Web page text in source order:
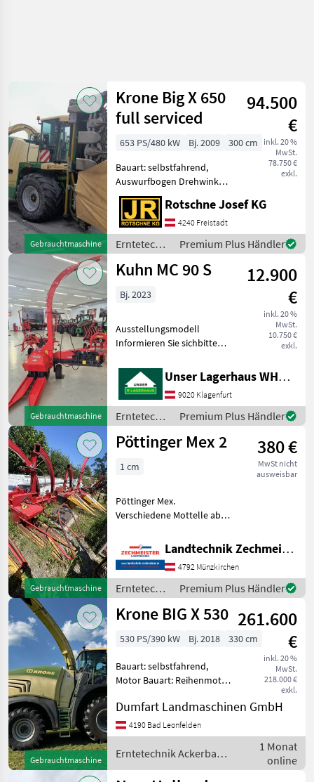
Gebrauchtmaschine
Krone Big X 650
full serviced
94.500
€
inkl. 20 %
MwSt.
78.750 €
exkl.
653 PS/480 kW Bj. 2009
300 cm
Bauart: selbstfahrend,
Auswurfbogen Drehwinkel
(Grad): 210,
Höchstgeschwindigkeit in
km/h: 40 km/h, Arbeitshöhe
(m): 6 m, Beleuchtung,
Körnerprozessor, Kabine,
Klimaanlage,
Rotschne Josef KG
4240 Freistadt
Erntetechnik
Ackerbau /
Krone
Premium Plus Händler
Gebrauchtmaschine
Kuhn MC 90 S
12.900
€
inkl. 20 %
MwSt.
10.750 €
exkl.
Bj. 2023
Ausstellungsmodell
Informieren Sie sichbitte
telefonisch, ob die
von Ihnen angefragte
Maschineaktuell bei uns am
Lager steht. Wir inserieren
auch
Unser Lagerhaus WHG, Kärnten, Klagenfurt
9020 Klagenfurt
Erntetechnik
Ackerbau /
Kuhn
Premium Plus Händler
Gebrauchtmaschine
Pöttinger Mex 2 380 €
MwSt nicht
ausweisbar
1 cm
Pöttinger Mex.
Verschiedene Mottelle ab
Erntetechnik Ackerbau
Feldhäcksler
Landtechnik Zechmeister GmbH & Co KG
4792 Münzkirchen
Erntetechnik
Ackerbau /
Pöttinger
Premium Plus Händler
Gebrauchtmaschine
Krone BIG X 530 261.600
€
inkl. 20 %
MwSt.
218.000 €
exkl.
530 PS/390 kW Bj. 2018 330 cm
Bauart: selbstfahrend,
Motor Bauart: Reihenmotor,
km/h: 40 km/h,
Beleuchtung,
Körnerprozessor,
Klimaanlage, Komfortsitz,
Rückfahrkam
Dumfart Landmaschinen GmbH
4190 Bad Leonfelden
Erntetechnik Ackerbau /
Krone
1 Monat
online